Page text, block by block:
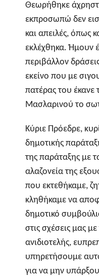
Θεωρήθηκε
εκπροσωπώ δεν
και απειλές, όπως
εκλέχθηκα. Ήμουν
περιβάλλον
εκείνο που με
πατέρας του έκανε
Μασλαρινού το
Κύριε Πρόεδρε,
δημοτικής
της παράταξης με
αλαζονεία της
που εκτεθήκαμε,
κληθήκαμε να
δημοτικό
στις σχέσεις μας
ανιδιοτελής,
υπηρετήσουμε
για να μην